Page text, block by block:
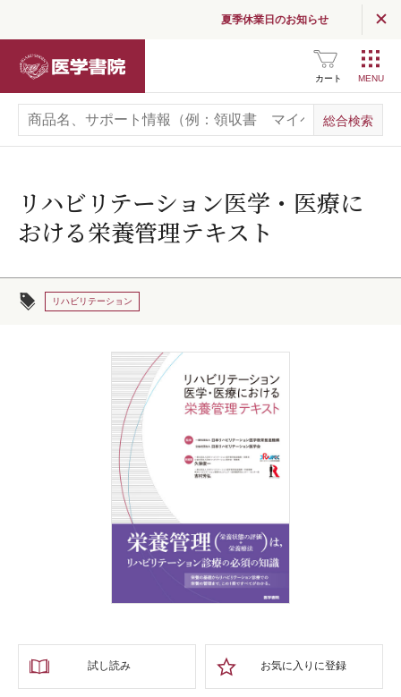
夏季休業日のお知らせ
カート
リハビリテーション医学・医療に
おける栄養管理テキスト
リハビリテーション
試し読み お気に入りに登録